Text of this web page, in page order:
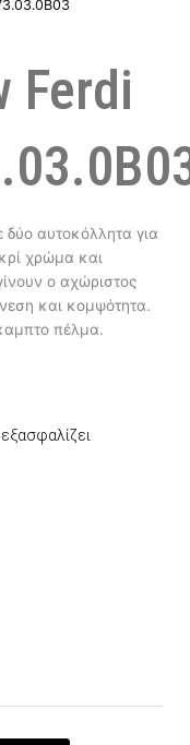
Ferdi
αυτοκόλλητα για
χρώμα και
ο αχώριστος
και κομψότητα.
πέλμα.